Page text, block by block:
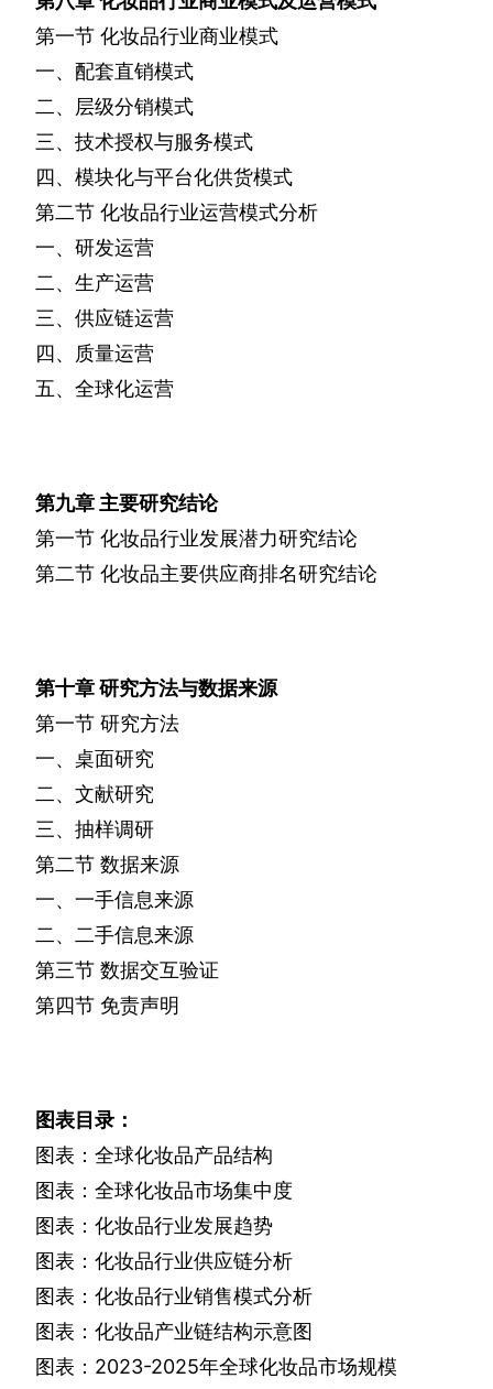
第一节 化妆品行业商业模式
一、配套直销模式
二、层级分销模式
三、技术授权与服务模式
四、模块化与平台化供货模式
第二节 化妆品行业运营模式分析
一、研发运营
二、生产运营
三、供应链运营
四、质量运营
五、全球化运营
第九章 主要研究结论
第一节 化妆品行业发展潜力研究结论
第二节 化妆品主要供应商排名研究结论
第十章研究方法与数据来源
第一节 研究方法
一、桌面研究
二、文献研究
三、抽样调研
第二节 数据来源
一、一手信息来源
二、二手信息来源
第三节 数据交互验证
第四节 免责声明
图表目录：
图表：全球化妆品产品结构
图表：全球化妆品市场集中度
图表：化妆品行业发展趋势
图表：化妆品行业供应链分析
图表：化妆品行业销售模式分析
图表：化妆品产业链结构示意图
图表： 2023-2025年全球化妆品市场规模